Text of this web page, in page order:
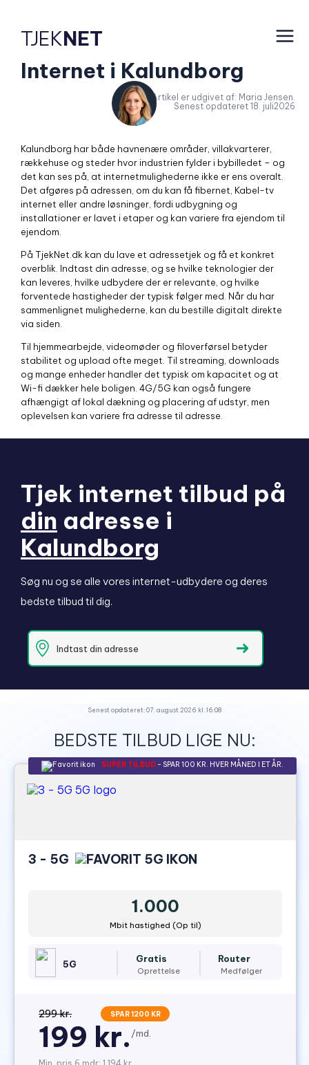
TJEKNET
Internet i Kalundborg
Artikel er udgivet af: Maria Jensen.
Senest opdateret 18. juli2026
Kalundborg har både havnenære områder, villakvarterer,
rækkehuse og steder hvor industrien fylder i bybilledet – og
det kan ses på, at internetmulighederne ikke er ens overalt.
Det afgøres på adressen, om du kan få fibernet, Kabel-tv
internet eller andre løsninger, fordi udbygning og
installationer er lavet i etaper og kan variere fra ejendom til
ejendom.
På TjekNet.dk kan du lave et adressetjek og få et konkret
overblik. Indtast din adresse, og se hvilke teknologier der
kan leveres, hvilke udbydere der er relevante, og hvilke
forventede hastigheder der typisk følger med. Når du har
sammenlignet mulighederne, kan du bestille digitalt direkte
via siden.
Til hjemmearbejde, videomøder og filoverførsel betyder
stabilitet og upload ofte meget. Til streaming, downloads
og mange enheder handler det typisk om kapacitet og at
Wi-fi dækker hele boligen. 4G/5G kan også fungere
afhængigt af lokal dækning og placering af udstyr, men
oplevelsen kan variere fra adresse til adresse.
Tjek internet tilbud på
din adresse i
Kalundborg
Søg nu og se alle vores internet-udbydere og deres
bedste tilbud til dig.
Senest opdateret: 07. august 2026 kl. 16:08
BEDSTE TILBUD LIGE NU:
SUPER TILBUD - SPAR 100 KR. HVER MÅNED I ET ÅR.
3 - 5G
1.000
Mbit hastighed (Op til)
5G Gratis
Oprettelse
Router
Medfølger
299 kr. SPAR 1200 KR
199 kr. /md.